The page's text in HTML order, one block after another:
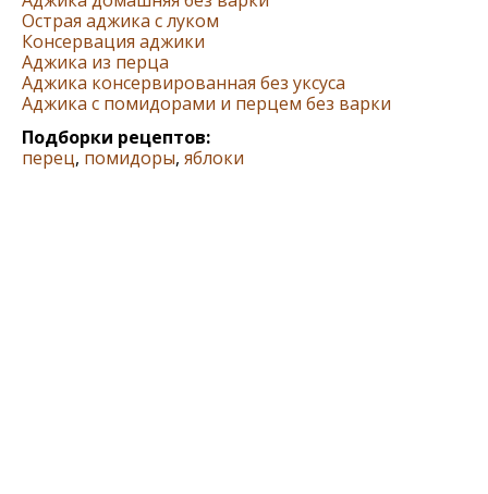
Острая аджика с луком
Консервация аджики
Аджика из перца
Аджика консервированная без уксуса
Аджика с помидорами и перцем без варки
Подборки рецептов:
перец, помидоры, яблоки